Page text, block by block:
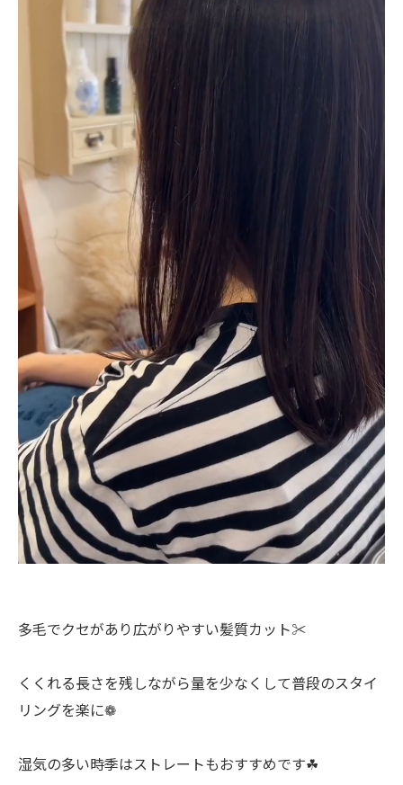
多毛でクセがあり広がりやすい髪質カット✂︎
くくれる長さを残しながら量を少なくして普段のスタイ
リングを楽に❁
湿気の多い時季はストレートもおすすめです☘︎